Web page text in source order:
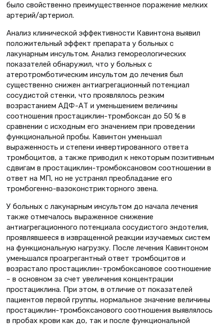
было свойственно преимущественное поражение мелких
артерий/артериол.
Анализ клинической эффективности Кавинтона выявил
положительный эффект препарата у больных с
лакунарным инсультом. Анализ гемореологических
показателей обнаружил, что у больных с
атеротромботическим инсультом до лечения был
существенно снижен антиагрегационный потенциал
сосудистой стенки, что проявлялось резким
возрастанием АДФ-АТ и уменьшением величины
соотношения простациклин-тромбоксан до 50 % в
сравнении с исходным его значением при проведении
функциональной пробы. Кавинтон уменьшал
выраженность и степени инвертированного ответа
тромбоцитов, а также приводил к некоторым позитивным
сдвигам в простациклин-тромбоксановом соотношении в
ответ на МП, но не устранял преобладание его
тромбогенно-вазоконстрикторного звена.
У больных с лакунарным инсультом до начала лечения
также отмечалось выраженное снижение
антиагрегационного потенциала сосудистого эндотелия,
проявлявшееся в извращенной реакции изучаемых систем
на функциональную нагрузку. После лечения Кавинтоном
уменьшался проагрегантный ответ тромбоцитов и
возрастало простациклин-тромбоксановое соотношение
– в основном за счет увеличения концентрации
простациклина. При этом, в отличие от показателей
пациентов первой группы, нормальное значение величины
простациклин-тромбоксанового соотношения выявлялось
в пробах крови как до, так и после функциональной